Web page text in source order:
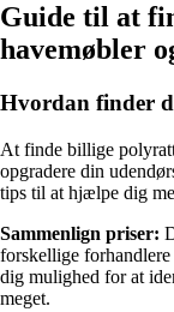
Guide til at
havemøbler
Hvordan finder
At finde billige
opgradere din
tips til at hjælpe dig
Sammenlign priser:
forskellige
dig mulighed for at
meget.